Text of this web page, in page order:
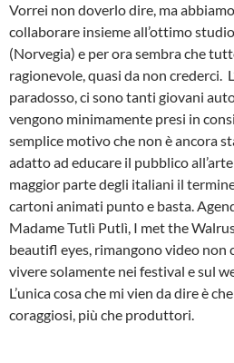
Vorrei non doverlo dire, ma
collaborare insieme all’ottimo
(Norvegia) e per ora sembra che
ragionevole, quasi da non crederci.
paradosso, ci sono tanti giovani
vengono minimamente presi in
semplice motivo che non è ancora
adatto ad educare il pubblico
maggior parte degli italiani il
cartoni animati punto e basta.
Madame Tutlì Putlì, I met the
beautifl eyes, rimangono video non
vivere solamente nei festival e sul
L’unica cosa che mi vien da dire è
coraggiosi, più che produttori.